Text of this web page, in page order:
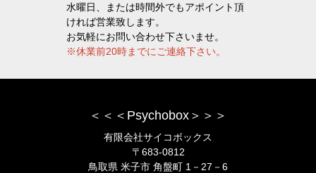
水曜日、または時間外でもアポイント頂
ければ営業致します。
お気軽にお問い合わせ下さいませ。
※休業前20時までにご連絡下さい。
＜＜＜Psychobox＞＞＞
有限会社サイコボックス
〒683-0812
鳥取県 米子市 角盤町 1－27－6